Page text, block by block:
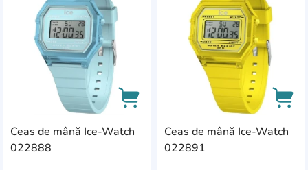
Ceas de mână Ice-Watch
022888
AddCardToCart
Ceas de mână Ice-Watch
022891